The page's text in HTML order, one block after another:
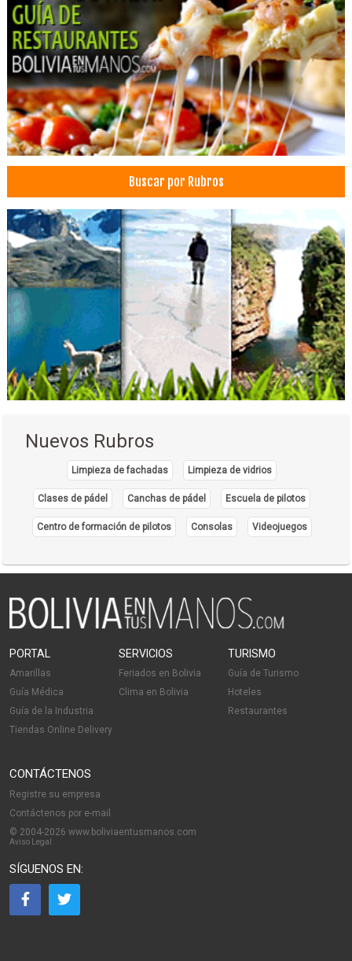
Médicos Odontólogos
Odontología Integral
Odontología Estética
Odontología
Prótesis Dentales
Cirujano dental
Equipos médicos
Equipos e insumos hospitalarios
Equipo e Instrumental Médico, Hospitalario
Instrumental e Insumos de Laboratorio
Instrumental e Insumos Médicos
Importación de Insumos Dentales
Insumos de medicina
Insumos odontológicos
Insumos Médicos
Laboratorios: Equipos e Insumos
Odontología: Equipos, Materiales
Buscar por Rubros
Nuevos Rubros
Limpieza de fachadas Limpieza de vidrios
Clases de pádel Canchas de pádel Escuela de pilotos
Centro de formación de pilotos Consolas Videojuegos
PORTAL
Amarillas
Guía Médica
Guía de la Industria
Tiendas Online Delivery
SERVICIOS
Feriados en Bolivia
Clima en Bolivia
TURISMO
Guía de Turismo
Hoteles
Restaurantes
CONTÁCTENOS
Registre su empresa
Contáctenos por e-mail
© 2004-2026 www.boliviaentusmanos.com
Aviso Legal
SÍGUENOS EN: